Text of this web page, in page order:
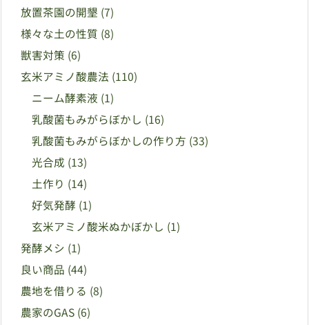
放置茶園の開墾 (7)
様々な土の性質 (8)
獣害対策 (6)
玄米アミノ酸農法 (110)
ニーム酵素液 (1)
乳酸菌もみがらぼかし (16)
乳酸菌もみがらぼかしの作り方 (33)
光合成 (13)
土作り (14)
好気発酵 (1)
玄米アミノ酸米ぬかぼかし (1)
発酵メシ (1)
良い商品 (44)
農地を借りる (8)
農家のGAS (6)